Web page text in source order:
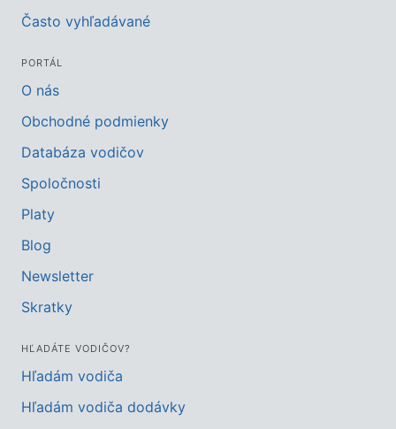
Často vyhľadávané
PORTÁL
O nás
Obchodné podmienky
Databáza vodičov
Spoločnosti
Platy
Blog
Newsletter
Skratky
HĽADÁTE VODIČOV?
Hľadám vodiča
Hľadám vodiča dodávky